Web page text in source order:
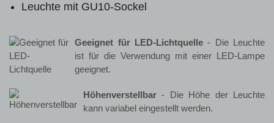
Leuchte mit GU10-Sockel
Geeignet für LED-Lichtquelle - Die Leuchte
ist für die Verwendung mit einer LED-Lampe
geeignet.
Höhenverstellbar - Die Höhe der Leuchte
kann variabel eingestellt werden.